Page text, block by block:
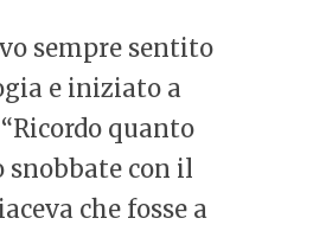
sempre sentito
e iniziato a
“Ricordo quanto
con il
che fosse a